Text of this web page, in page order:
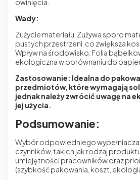
owinięcia.
Wady:
Zużycie materiału: Zużywa sporo
pustych przestrzeni, co zwiększa
Wpływ na środowisko: Folia
ekologiczna w porównaniu do
Zastosowanie: Idealna do
przedmiotów, które wymagają
jednak należy zwrócić uwagę na
jej użycia.
Podsumowanie:
Wybór odpowiedniego wypełniacza
czynników, takich jak rodzaj
umiejętności pracowników oraz
(szybkość pakowania, koszt,